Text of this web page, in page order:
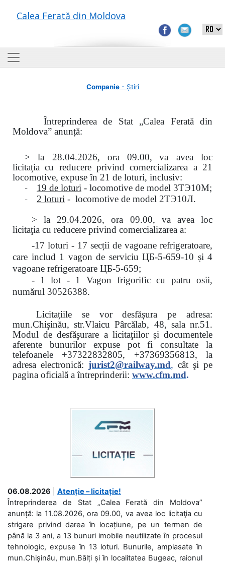
Calea Ferată din Moldova
Companie- Știri
Întreprinderea de Stat „Calea Ferată din
Moldova” anunță:
> la 28.04.2026, ora 09.00,
va avea loc
licitaţiacu reducere privind comercializarea a 21
locomotive, expuse în 21 de loturi, inclusiv:
- 19 de loturi - locomotive de model 3ТЭ10М;
- 2 loturi - locomotive de model 2ТЭ10Л.
> la 29.04.2026, ora 09.00, va avea loc
licitaţia cu reducere privind comercializarea a:
-17 loturi - 17 secții de vagoane refrigeratoare,
care includ 1 vagon de serviciu ЦБ-5-659-10 și 4
vagoane refrigeratoare ЦБ-5-659;
- 1 lot - 1 Vagon frigorific cu patru osii,
numărul 30526388.
Licitațiile se vor desfășura pe adresa:
mun.Chişinău, str.Vlaicu Pârcălab, 48, sala nr.51.
Modul de desfăşurare a licitaţiilor și documentele
aferente bunurilor expuse pot fi consultate la
telefoanele +37322832805, +37369356813, la
adresa electronică: jurist2@railway.md, cât şi pe
pagina oficială a întreprinderii: www.cfm.md.
06.08.2026
Atenție – licitație!
Întreprinderea de Stat „Calea Ferată din Moldova”
anunță: la 11.08.2026, ora 09.00, va avea loc licitaţia cu
strigare privind darea în locațiune, pe un termen de
până la 3 ani, a 13 bunuri imobile neutilizate în procesul
tehnologic, expuse în 13 loturi. Bunurile, amplasate în
mun.Chișinău, mun.Bălți și în localitatea Bugeac, raionul